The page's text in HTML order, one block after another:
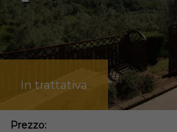
In trattativa
Prezzo: